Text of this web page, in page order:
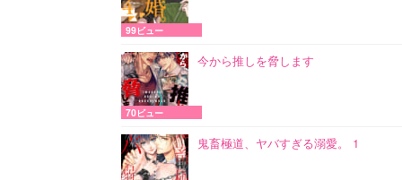
99ビュー
今から推しを脅します
70ビュー
鬼畜極道、ヤバすぎる溺愛。 1